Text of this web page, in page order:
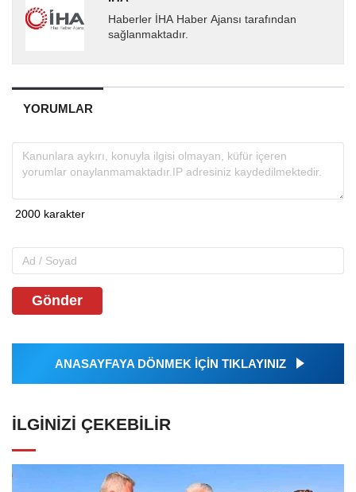
Haberler İHA Haber Ajansı tarafından
sağlanmaktadır.
YORUMLAR
Gönder
ANASAYFAYA DÖNMEK İÇİN TIKLAYINIZ
İLGINIZI ÇEKEBILIR